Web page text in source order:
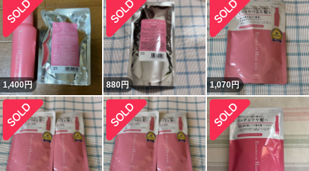
1,400円 880円 1,070円